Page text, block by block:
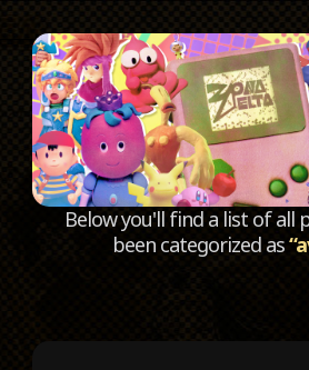
Below you'll find a list of all
been categorized as